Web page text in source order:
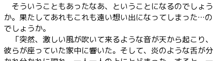
そういうこともあったなあ、ということになるのでしょう
か。果たしてあれもこれも遠い想い出になってしまった…の
でしょうか。
「突然、激しい風が吹いて来るような音が天から起こり、
彼らが座っていた家中に響いた。そして、炎のような舌が分